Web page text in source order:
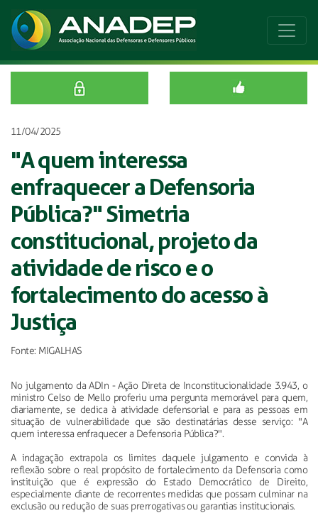
11/04/2025
"A quem interessa
enfraquecer a Defensoria
Pública?" Simetria
constitucional, projeto da
atividade de risco e o
fortalecimento do acesso à
Justiça
Fonte: MIGALHAS
No julgamento da ADIn - Ação Direta de Inconstitucionalidade 3.943, o
ministro Celso de Mello proferiu uma pergunta memorável para quem,
diariamente, se dedica à atividade defensorial e para as pessoas em
situação de vulnerabilidade que são destinatárias desse serviço: "A
quem interessa enfraquecer a Defensoria Pública?".
A indagação extrapola os limites daquele julgamento e convida à
reflexão sobre o real propósito de fortalecimento da Defensoria como
instituição que é expressão do Estado Democrático de Direito,
especialmente diante de recorrentes medidas que possam culminar na
exclusão ou redução de suas prerrogativas ou garantias institucionais.